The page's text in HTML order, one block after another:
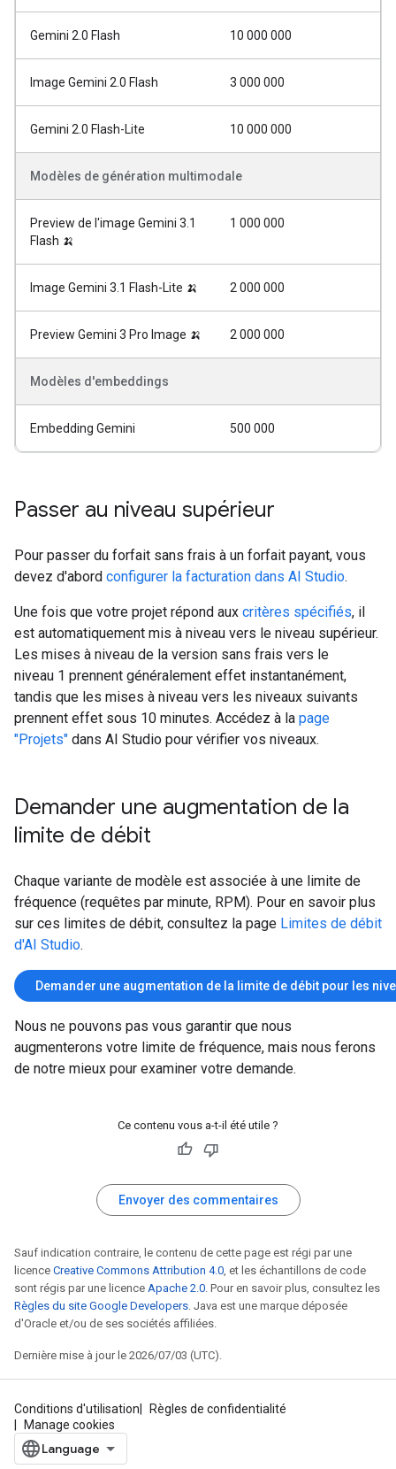
Gemini 2.0 Flash 10 000 000
Image Gemini 2.0 Flash 3 000 000
Gemini 2.0 Flash-Lite 10 000 000
Modèles de génération multimodale
Preview de l'image Gemini 3.1
Flash 🍌
1 000 000
Image Gemini 3.1 Flash-Lite 🍌 2 000 000
Preview Gemini 3 Pro Image 🍌 2 000 000
Modèles d'embeddings
Embedding Gemini 500 000
Passer au niveau supérieur
Pour passer du forfait sans frais à un forfait payant, vous
devez d'abord configurer la facturation dans AI Studio.
Une fois que votre projet répond aux critères spécifiés, il
est automatiquement mis à niveau vers le niveau supérieur.
Les mises à niveau de la version sans frais vers le
niveau 1 prennent généralement effet instantanément,
tandis que les mises à niveau vers les niveaux suivants
prennent effet sous 10 minutes. Accédez à la page
"Projets" dans AI Studio pour vérifier vos niveaux.
Demander une augmentation de la
limite de débit
Chaque variante de modèle est associée à une limite de
fréquence (requêtes par minute, RPM). Pour en savoir plus
sur ces limites de débit, consultez la page Limites de débit
d'AI Studio.
Demander une augmentation de la limite de débit pour les
Nous ne pouvons pas vous garantir que nous
augmenterons votre limite de fréquence, mais nous ferons
de notre mieux pour examiner votre demande.
Ce contenu vous a-t-il été utile ?
Envoyer des commentaires
Sauf indication contraire, le contenu de cette page est régi par une
licence Creative Commons Attribution 4.0, et les échantillons de code
sont régis par une licence Apache 2.0. Pour en savoir plus, consultez les
Règles du site Google Developers. Java est une marque déposée
d'Oracle et/ou de ses sociétés affiliées.
Dernière mise à jour le 2026/07/03 (UTC).
Conditions d'utilisation
Règles de confidentialité
Manage cookies